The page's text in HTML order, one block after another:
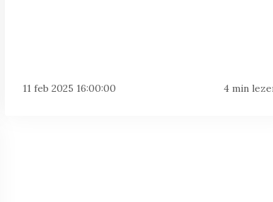
11 feb 2025 16:00:00 4 min